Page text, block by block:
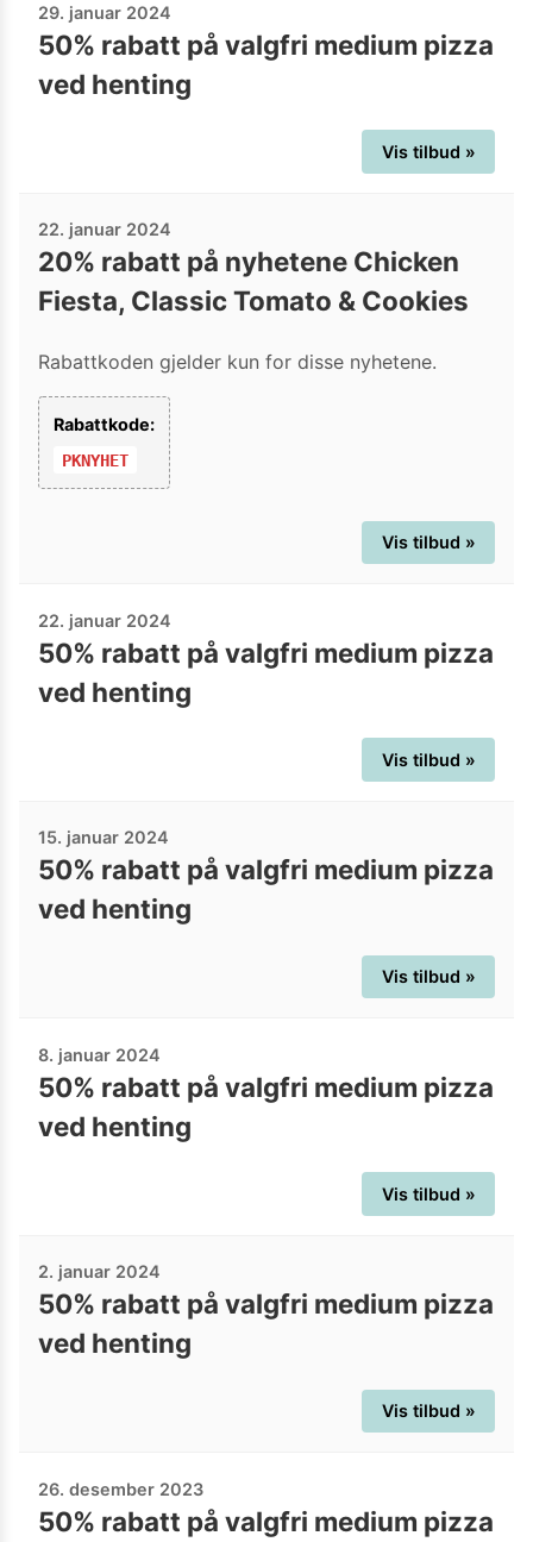
29. januar 2024
50% rabatt på valgfri medium pizza
ved henting
Vis tilbud »
22. januar 2024
20% rabatt på nyhetene Chicken
Fiesta, Classic Tomato & Cookies
Rabattkoden gjelder kun for disse nyhetene.
Rabattkode:
PKNYHET
Vis tilbud »
22. januar 2024
50% rabatt på valgfri medium pizza
ved henting
Vis tilbud »
15. januar 2024
50% rabatt på valgfri medium pizza
ved henting
Vis tilbud »
8. januar 2024
50% rabatt på valgfri medium pizza
ved henting
Vis tilbud »
2. januar 2024
50% rabatt på valgfri medium pizza
ved henting
Vis tilbud »
26. desember 2023
50% rabatt på valgfri medium pizza